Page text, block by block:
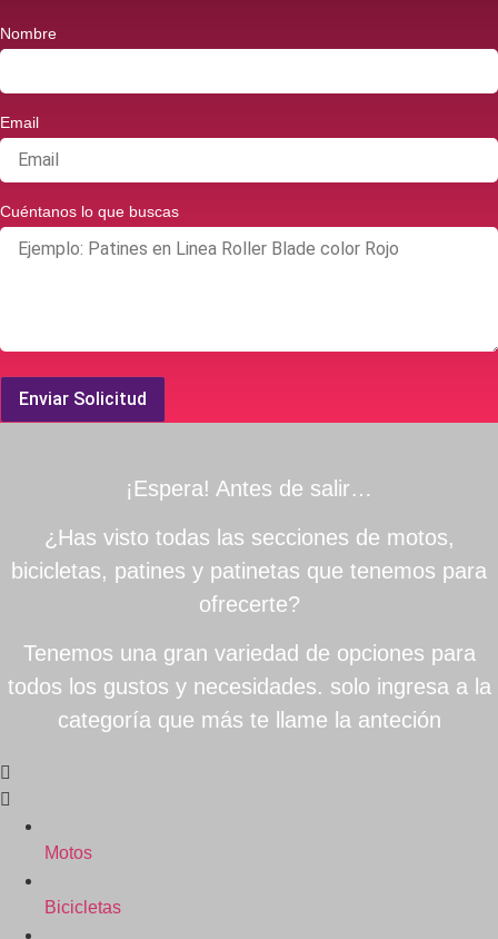
Nombre
Email
Cuéntanos lo que buscas
Enviar Solicitud
¡Espera! Antes de salir…
¿Has visto todas las secciones de motos,
bicicletas, patines y patinetas que tenemos para
ofrecerte?
Tenemos una gran variedad de opciones para
todos los gustos y necesidades. solo ingresa a la
categoría que más te llame la anteción
Motos
Bicicletas